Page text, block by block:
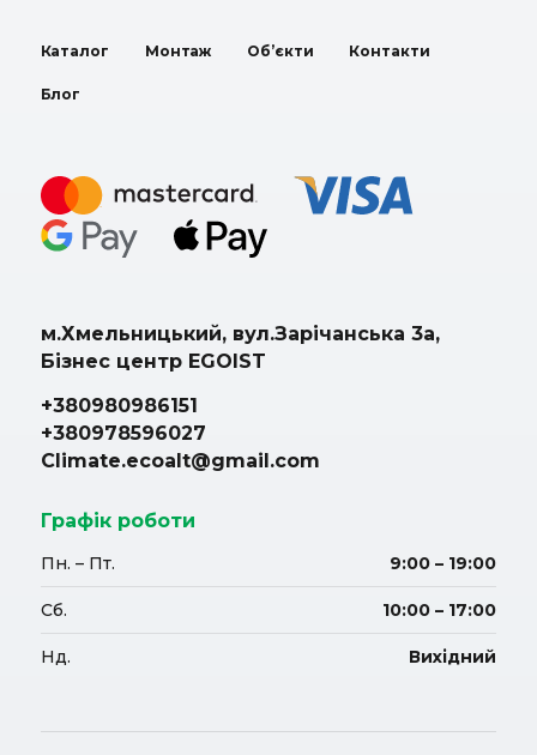
Каталог Монтаж Об’єкти Контакти
Блог
м.Хмельницький, вул.Зарічанська 3а,
Бізнес центр EGOIST
+380980986151
+380978596027
Climate.ecoalt@gmail.com
Графік роботи
Пн. – Пт. 9:00 – 19:00
Сб. 10:00 – 17:00
Нд. Вихідний